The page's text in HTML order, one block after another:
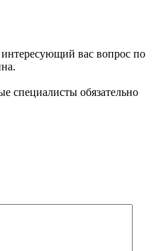
вас вопрос по
специалисты обязательно